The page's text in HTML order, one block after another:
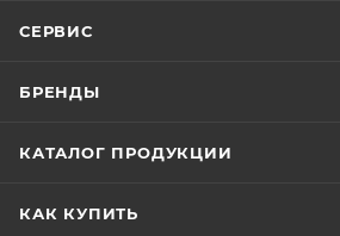
СЕРВИС
БРЕНДЫ
КАТАЛОГ ПРОДУКЦИИ
КАК КУПИТЬ